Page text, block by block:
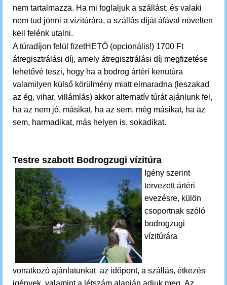
nem tartalmazza. Ha mi foglaljuk a szállást, és valaki
nem tud jönni a vízitúrára, a szállás díját áfával növelten
kell felénk utalni.
A túradíjon felül fizetHETŐ (opcionális!) 1700 Ft
átregisztrálási díj, amely átregisztrálási díj megfizetése
lehetővé teszi, hogy ha a bodrog ártéri kenutúra
valamilyen külső körülmény miatt elmaradna (leszakad
az ég, vihar, villámlás) akkor alternatív túrát ajánlunk fel,
ha az nem jó, másikat, ha az sem, még másikat, ha az
sem, harmadikat, más helyen is, sokadikat.
Testre szabott Bodrogzugi vízitúra
Igény szerint
tervezett ártéri
evezésre, külön
csoportnak szóló
bodrogzugi
vízitúrára
vonatkozó ajánlatunkat az időpont, a szállás, étkezés
igények, valamint a létszám alapján adjuk meg. Az